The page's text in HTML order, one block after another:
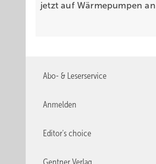
jetzt auf Wärmepumpenan
Abo- & Leserservice
Anmelden
Editor's choice